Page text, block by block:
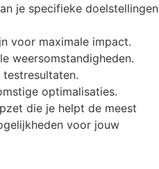
je specifieke doelstellingen
voor maximale impact.
weersomstandigheden.
optimalisaties.
die je helpt de meest
voor jouw